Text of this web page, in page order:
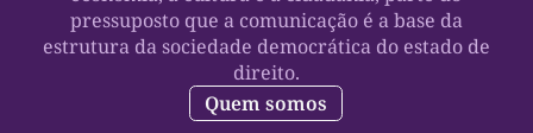
pressuposto que a comunicação é a base da
estrutura da sociedade democrática do estado de
direito.
Quem somos